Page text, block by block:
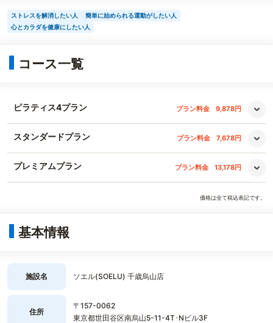
ストレスを解消したい人
簡単に始められる運動がしたい人
心とカラダを健康にしたい人
コース一覧
ピラティス4プラン プラン料金 9,878円
スタンダードプラン プラン料金 7,678円
プレミアムプラン プラン料金 13,178円
価格は全て税込表記です。
基本情報
施設名 ソエル(SOELU) 千歳烏山店
住所
〒157-0062
東京都世田谷区南烏山5-11-4T･Nビル3F